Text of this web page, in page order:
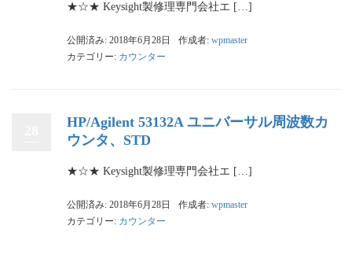
★☆★ Keysight製修理専門会社エ […]
公開済み: 2018年6月28日 作成者: wpmaster
カテゴリー: カウンター
HP/Agilent 53132A ユニバーサル周波数カ
ウンタ、STD
★☆★ Keysight製修理専門会社エ […]
公開済み: 2018年6月28日 作成者: wpmaster
カテゴリー: カウンター